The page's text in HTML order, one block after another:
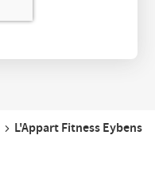
L'Appart Fitness Eybens